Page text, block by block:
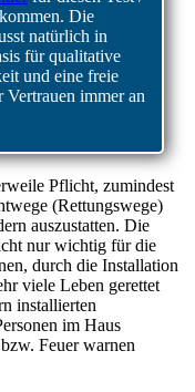
Die
natürlich in
für qualitative
und eine freie
immer an
Pflicht, zumindest
(Rettungswege)
auszustatten. Die
nur wichtig für die
durch die Installation
viele Leben gerettet
installierten
im Haus
Feuer warnen